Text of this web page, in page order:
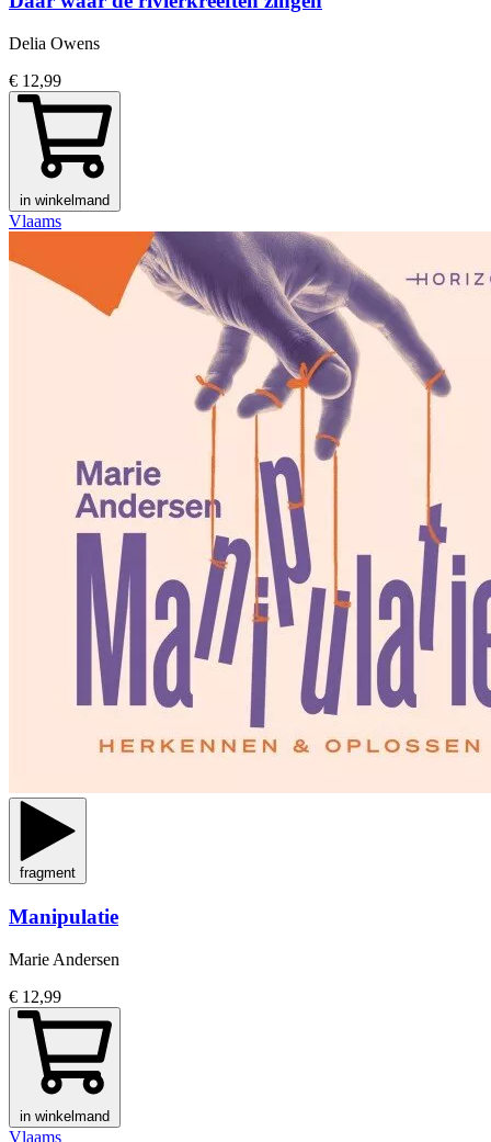
Delia Owens
€ 12,99
in winkelmand
Vlaams
fragment
Manipulatie
Marie Andersen
€ 12,99
in winkelmand
Vlaams